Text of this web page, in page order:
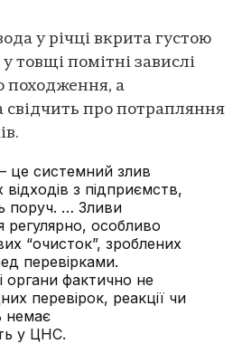
у річці вкрита густою
товщі помітні завислі
походження, а
свідчить про потрапляння
це системний злив
з підприємств,
поруч. … Зливи
регулярно, особливо
“очисток”, зроблених
перевірками.
органи фактично не
перевірок, реакції чи
немає
у ЦНС.